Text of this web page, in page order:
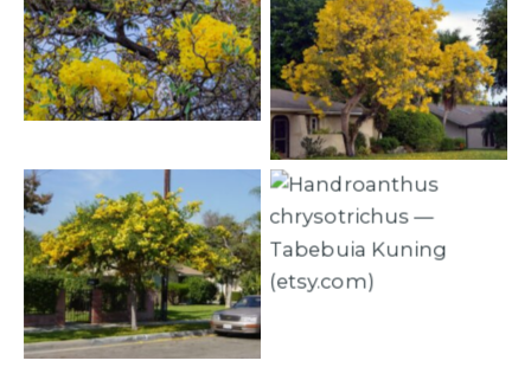
Handroanthus
chrysotrichus — Tabebuia
Kuning (courtina.id)
Handroanthus
chrysotrichus — Tabebuia
Kuning (agromeliana.es)
Handroanthus
chrysotrichus — Tabebuia
Kuning (cayvahoa.net)
Handroanthus
chrysotrichus — Tabebuia
Kuning (etsy.com)